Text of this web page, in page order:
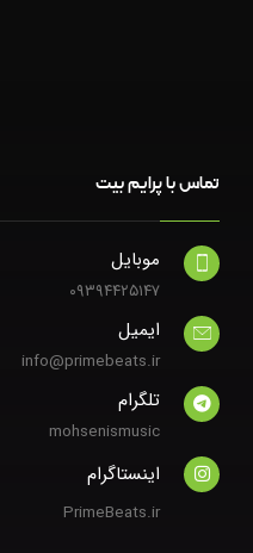
تماس با پرایم بیت
موبایل
۰۹۳۹۴۴۲۵۱۴۷
ایمیل
info@primebeats.ir
تلگرام
mohsenismusic
اینستاگرام
PrimeBeats.ir